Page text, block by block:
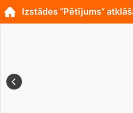
Izstādes “Pētījums”